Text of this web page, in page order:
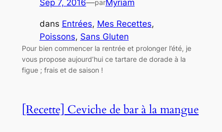
Sep 7, 2016—parMyriam
dans Entrées, Mes Recettes
Poissons, Sans Gluten
Pour bien commencer la rentrée et prolonger l’été, je
vous propose aujourd’hui ce tartare de dorade à la
figue ; frais et de saison !
[Recette] Ceviche de bar à la mangue